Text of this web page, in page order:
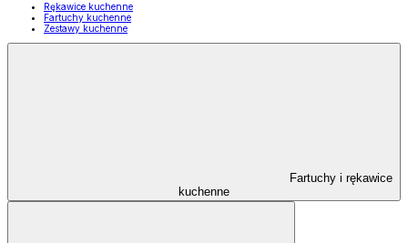
Rękawice kuchenne
Fartuchy kuchenne
Zestawy kuchenne
Fartuchy i rękawice
kuchenne